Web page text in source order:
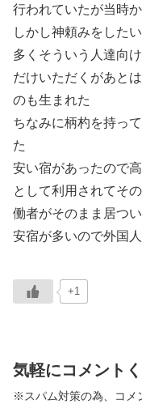
行われていたが当時
しかし神頼みをした
多くそういう人達向
だけいただくがあと
のも生まれた
ちなみに柄杓を持っ
た
安い宿があったので
として利用されてそ
働者がそのまま居つ
安宿が多いので外国
+1
気軽にコメント
※スパム対策の為、コメ